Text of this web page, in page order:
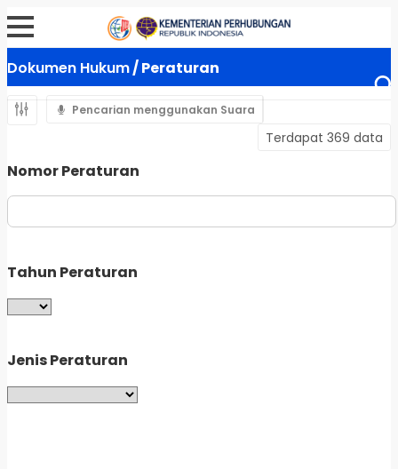
Dokumen Hukum/ Peraturan
Pencarian menggunakan Suara
Terdapat 369 data
Nomor Peraturan
Tahun Peraturan
Jenis Peraturan